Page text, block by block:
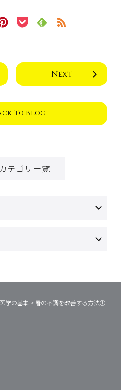
Next
To Blog
テゴリ一覧
学の基本 > 春の不調を改善する方法①